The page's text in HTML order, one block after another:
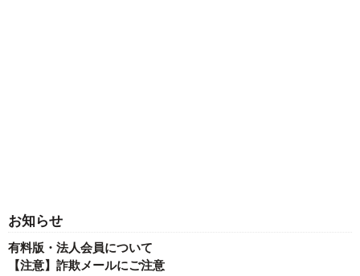
お知らせ
有料版・法人会員について
【注意】詐欺メールにご注意